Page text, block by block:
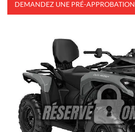
DEMANDEZ UNE PRÉ-APPROBATION